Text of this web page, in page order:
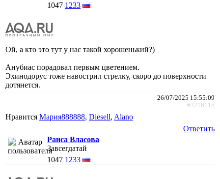
1047 1233
Ой, а кто это тут у нас такой хорошенький?)
Анубиас порадовал первым цветением.
Эхинодорус тоже навострил стрелку, скоро до поверхности
дотянется.
26/07/2025 15:55:09
#3216115
Нравится Мария888888, Diesell, Alano
Ответить
Раиса Власова
Завсегдатай
1047 1233